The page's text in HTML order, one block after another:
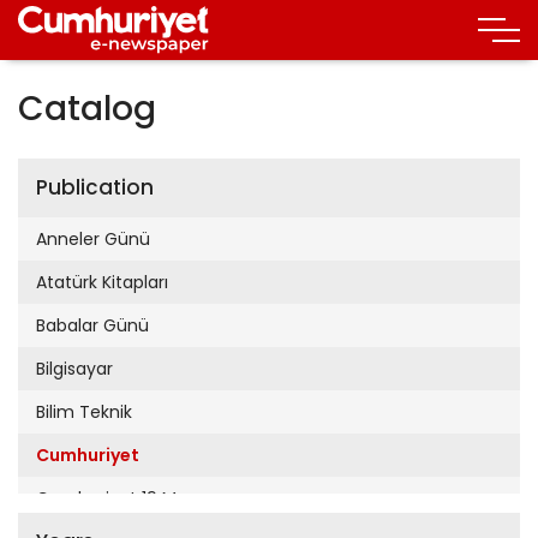
Catalog
Publication
Anneler Günü
Atatürk Kitapları
Babalar Günü
Bilgisayar
Bilim Teknik
Cumhuriyet
Cumhuriyet 19 Mayıs